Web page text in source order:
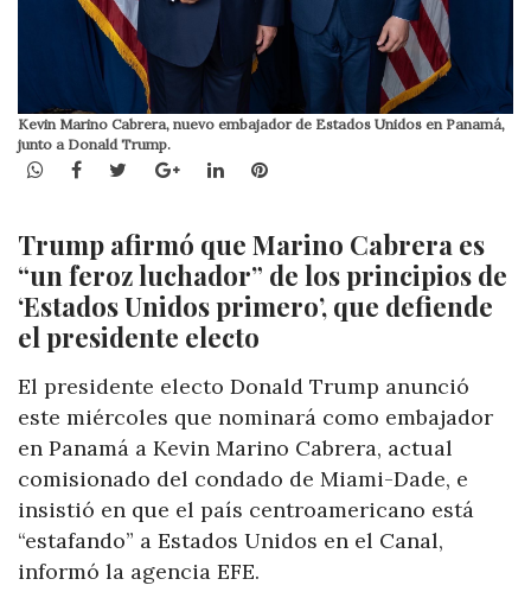
Kevin Marino Cabrera, nuevo embajador de Estados Unidos en Panamá,
junto a Donald Trump.
WhatsApp
Facebook
TwitterGoogle+LinkedInPinterest
Trump afirmó que Marino Cabrera es
“un feroz luchador” de los principios de
‘Estados Unidos primero’, que defiende
el presidente electo
El presidente electo Donald Trump anunció
este miércoles que nominará como embajador
en Panamá a Kevin Marino Cabrera, actual
comisionado del condado de Miami-Dade, e
insistió en que el país centroamericano está
“estafando” a Estados Unidos en el Canal,
informó la agencia EFE.